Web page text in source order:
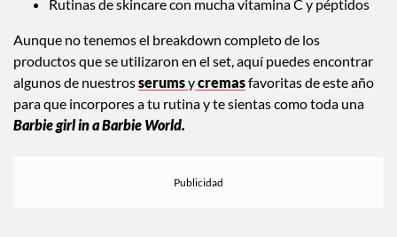
Rutinas de skincare con mucha vitamina C y péptidos
Aunque no tenemos el breakdown completo de los
productos que se utilizaron en el set, aquí puedes encontrar
algunos de nuestrosserumsycremasfavoritas de este año
para que incorpores a tu rutina y te sientas como toda una
Barbie girl in a Barbie World.